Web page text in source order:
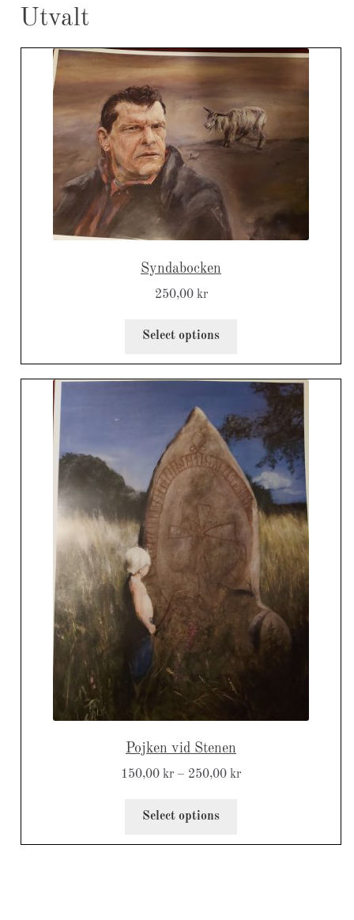
Utvalt
Syndabocken
250,00 kr
Select options
Pojken vid Stenen
150,00 kr – 250,00 kr
Select options